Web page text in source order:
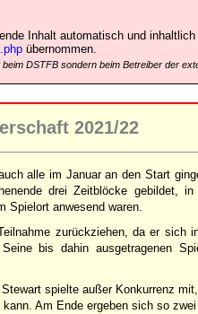
Inhalt automatisch und
übernommen.
DSTFB sondern beim Betreiber der
2021/22
alle im Januar an den Start
drei Zeitblöcke gebildet,
Spielort anwesend waren.
zurückziehen, da er sich
bis dahin ausgetragenen
spielte außer Konkurrenz
Am Ende ergeben sich so